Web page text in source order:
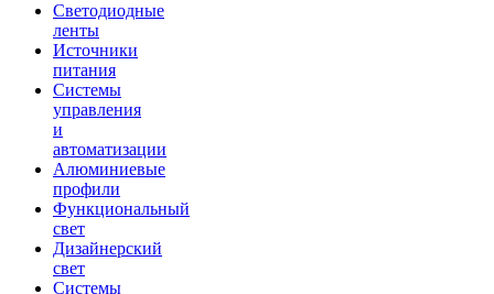
Светодиодные
ленты
Источники
питания
Системы
управления
и
автоматизации
Алюминиевые
профили
Функциональный
свет
Дизайнерский
свет
Системы